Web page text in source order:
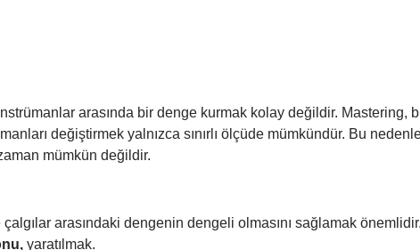
arasında bir denge kurmak kolay değildir. Mastering,
değiştirmek yalnızca sınırlı ölçüde mümkündür. Bu
mümkün değildir.
arasındaki dengenin dengeli olmasını sağlamak önemlidir.
yaratılmak.